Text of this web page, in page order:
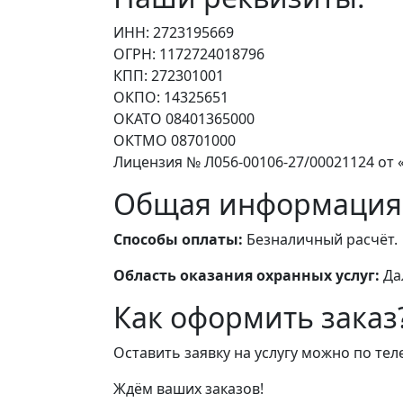
ИНН: 2723195669
ОГРН: 1172724018796
КПП: 272301001
ОКПО: 14325651
ОКАТО 08401365000
ОКТМО 08701000
Лицензия № Л056-00106-27/00021124 от
Общая
Способы оплаты: Безналичный расчёт.
Область оказания охранных услуг:
Как оформить
Оставить заявку на услугу можно по
Ждём ваших заказов!